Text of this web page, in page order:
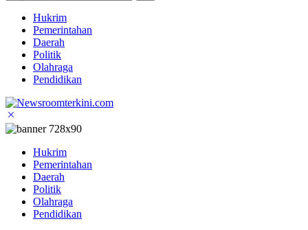
Hukrim
Pemerintahan
Daerah
Politik
Olahraga
Pendidikan
Hukrim
Pemerintahan
Daerah
Politik
Olahraga
Pendidikan